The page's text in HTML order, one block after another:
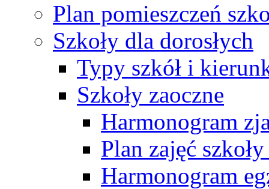
Plan pomieszczeń
Szkoły dla dorosłych
Typy szkół i
Szkoły zaoczne
Harmonogram
Plan zajęć
Harmonogram